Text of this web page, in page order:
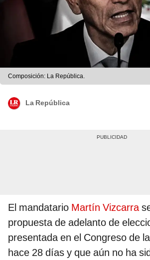
Composición: La República.
La República
El mandatario Martín Vizcarra
propuesta de adelanto de
presentada en el Congreso de
hace 28 días y que aún no ha